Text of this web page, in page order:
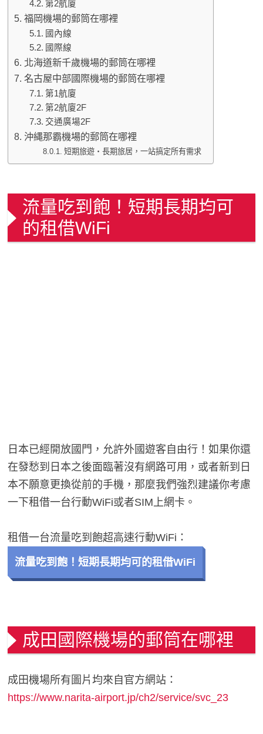
第2航廈
福岡機場的郵筒在哪裡
國內線
國際線
北海道新千歲機場的郵筒在哪裡
名古屋中部國際機場的郵筒在哪裡
第1航廈
第2航廈2F
交通廣場2F
沖縄那霸機場的郵筒在哪裡
短期旅遊・長期旅居，一站搞定所有需求
流量吃到飽！短期長期均可
的租借WiFi
日本已經開放國門，允許外國遊客自由行！如果你還
在發愁到日本之後面臨著沒有網路可用，或者新到日
本不願意更換從前的手機，那麼我們強烈建議你考慮
一下租借一台行動WiFi或者SIM上網卡。
租借一台流量吃到飽超高速行動WiFi：
流量吃到飽！短期長期均可的租借WiFi
成田國際機場的郵筒在哪裡
成田機場所有圖片均來自官方網站：
https://www.narita-airport.jp/ch2/service/svc_23